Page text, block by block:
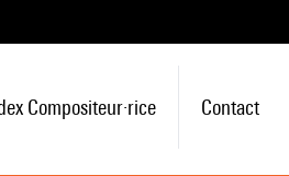
Compositeur·rice Contact